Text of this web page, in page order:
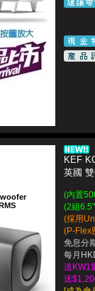
KEF
英國
(內置
(2組
(採用
(P-Flex
免息分
每月
送KW1
送